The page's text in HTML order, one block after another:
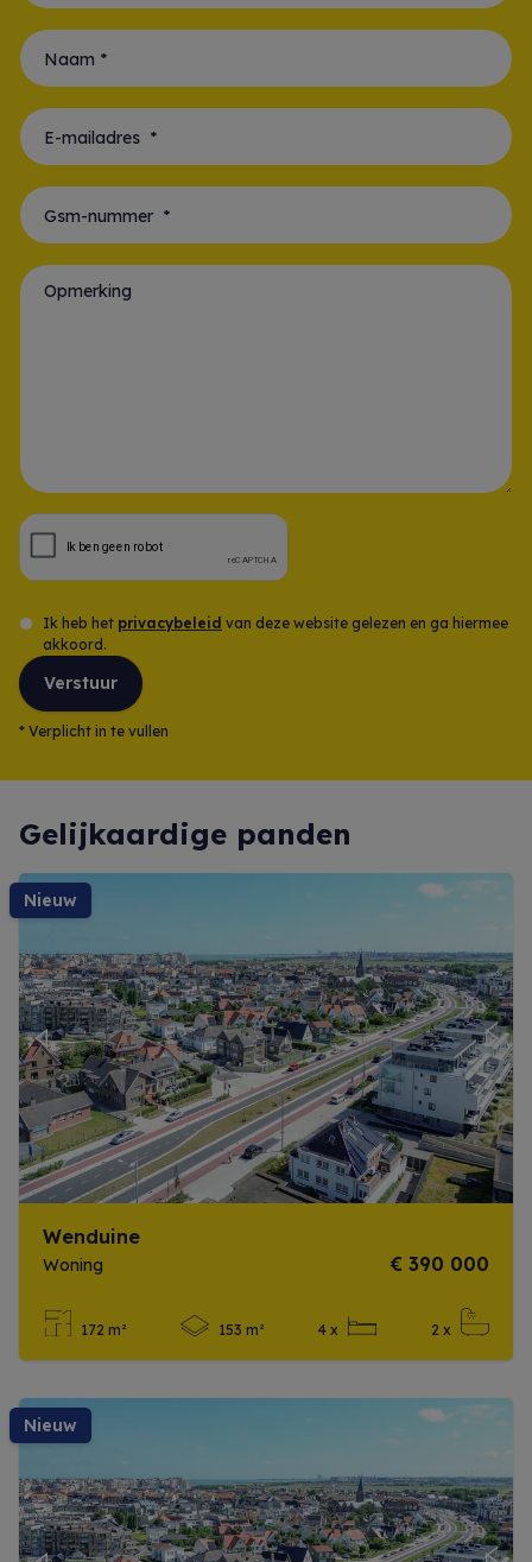
Ik heb het privacybeleid van deze website gelezen en ga hiermee
akkoord.
Verstuur
* Verplicht in te vullen
Gelijkaardige panden
nieuw
Previous Next
Wenduine
Woning € 390 000
172 m² 153 m² 4 x 2 x
nieuw